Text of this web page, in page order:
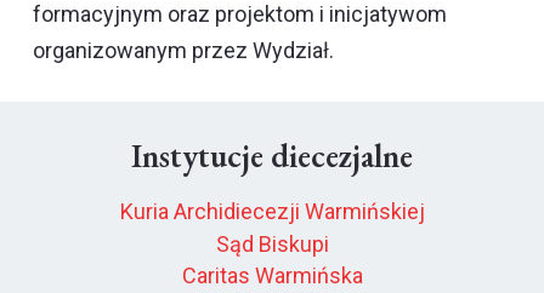
formacyjnym oraz projektom i inicjatywom
organizowanym przez Wydział.
Instytucje diecezjalne
Kuria Archidiecezji Warmińskiej
Sąd Biskupi
Caritas Warmińska